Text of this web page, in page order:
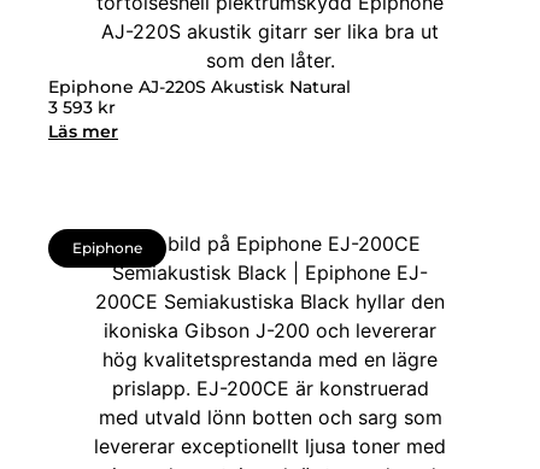
Epiphone AJ-220S Akustisk Natural
3 593 kr
Läs mer
Epiphone